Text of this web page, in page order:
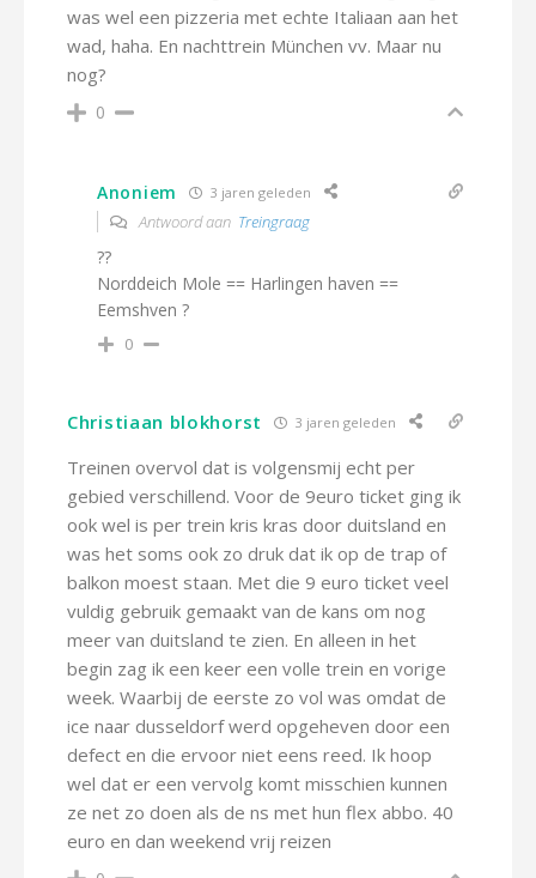
was wel een pizzeria met echte Italiaan aan het
wad, haha. En nachttrein München vv. Maar nu
nog?
0
Anoniem 3 jaren geleden
Antwoord aan Treingraag
??
Norddeich Mole == Harlingen haven ==
Eemshven ?
0
Christiaan blokhorst 3 jaren geleden
Treinen overvol dat is volgensmij echt per
gebied verschillend. Voor de 9euro ticket ging ik
ook wel is per trein kris kras door duitsland en
was het soms ook zo druk dat ik op de trap of
balkon moest staan. Met die 9 euro ticket veel
vuldig gebruik gemaakt van de kans om nog
meer van duitsland te zien. En alleen in het
begin zag ik een keer een volle trein en vorige
week. Waarbij de eerste zo vol was omdat de
ice naar dusseldorf werd opgeheven door een
defect en die ervoor niet eens reed. Ik hoop
wel dat er een vervolg komt misschien kunnen
ze net zo doen als de ns met hun flex abbo. 40
euro en dan weekend vrij reizen